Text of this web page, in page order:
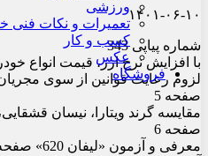
ورزشی
تعمیرات و نکات فنی
کسب و کار
عکس
فروشگاه
۱۴۰۱-۰۶-۱۰
شماره پیاپی 343
با افزایش نرخ ارز، قیمت انواع
لزوم رعایت قوانین از سوی مجریان
صفحه 5
صفحه 6
معرفی و آزمون «لیفان 620» صفحه 10